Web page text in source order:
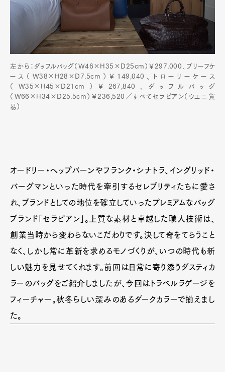
左から：ダッフルバッグ（W46×H35×D25cm）￥297,000、ブリーフケ
ース（W38×H28×D7.5cm）￥149,040、トローリーケース
（W35×H45×D21cm）￥267,840、ダッフルバッグ
（W66×H34×D25.5cm）￥236,520／すべてセラピアン（ウエニ貿
易）
オードリー・ヘップバーンやフランク・シナトラ、イングリッド・
バーグマンといった時代を牽引するセレブリティたちに愛さ
れ、ブランドとしての地位を確立していったプレミアムなバッグ
ブランド「セラピアン」。上質な素材と卓越した職人技術は、
創業当時から変わらないこだわりです。決して奇をてらうこと
なく、しかし常に革新を求めるモノづくりが、いつの時代も新
しい魅力を見せてくれます。前回は日常に寄り添うダスティカ
ラーのバッグをご紹介しましたが、今回はトラベルラゲージを
フィーチャー。秋冬らしい深みのあるダークカラーで揃えまし
た。